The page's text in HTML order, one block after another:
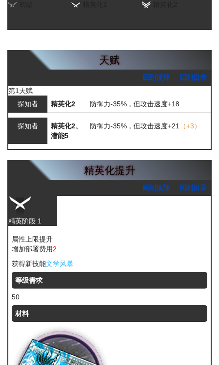
天赋
回到顶部
回到目录
第1天赋
探知者
精英化2 防御力-35%，但攻击速度+18
探知者
精英化2、
潜能5
防御力-35%，但攻击速度+21 （+3）
精英化提升
回到顶部 回到目录
精英阶段 1
属性上限提升
增加部署费用2
获得新技能文学风暴
等级需求
50
材料